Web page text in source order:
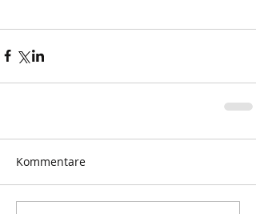
Kommentare